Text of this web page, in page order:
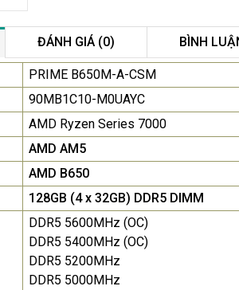
Màn Hình Quảng Cáo
SAMSUNG QB55R 55 I...
Liên hệ 0283 9847 690
để nhận báo giá tốt
nhất
Màn Hình Máy Tính Lenovo
D19-10 18.5"...
2.150.000₫
Màn Hình Quảng Cáo
SAMSUNG QH65R 65 I...
Liên hệ
ĐÁNH GIÁ (0) BÌNH
PRIME B650M-A-CSM
90MB1C10-M0UAYC
AMD Ryzen Series 7000
AMD AM5
AMD B650
128GB (4 x 32GB) DDR5 DIMM
DDR5 5600MHz (OC)
DDR5 5400MHz (OC)
DDR5 5200MHz
DDR5 5000MHz